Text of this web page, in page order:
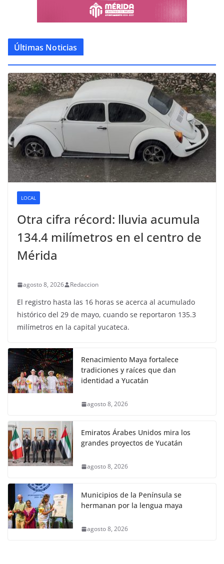
Últimas Noticias
LOCAL
Otra cifra récord: lluvia acumula
134.4 milímetros en el centro de
Mérida
agosto 8, 2026 Redaccion
El registro hasta las 16 horas se acerca al acumulado
histórico del 29 de mayo, cuando se reportaron 135.3
milímetros en la capital yucateca.
Renacimiento Maya fortalece
tradiciones y raíces que dan
identidad a Yucatán
agosto 8, 2026
Emiratos Árabes Unidos mira los
grandes proyectos de Yucatán
agosto 8, 2026
Municipios de la Península se
hermanan por la lengua maya
agosto 8, 2026